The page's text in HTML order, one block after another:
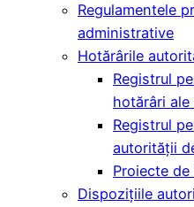
Regulamentele
administrative
Hotărârile
Registrul
hotărâri
Registrul
autorității
Proiecte
Dispozițiile